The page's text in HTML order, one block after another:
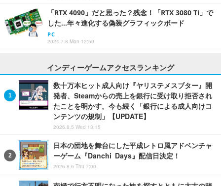
「RTX 4090」だと思った？残念！「RTX 3080 Ti」で
した…年々進化する偽装グラフィックボード
PC
2024.7.8 Mon 12:50
インディーゲームアクセスランキング
数十万本ヒット成人向け『ヤリステメスブター』開
発者、Steamからの売上を銀行に受け取り拒否され
たことを明かす。今も続く「銀行による成人向けコ
ンテンツの規制」【UPDATE】
2026.8.5 Wed 13:15
日本の団地を舞台にした平成レトロ風アドベンチャ
ーゲーム『Danchi Days』配信日決定！
2026.8.6 Thu 7:00